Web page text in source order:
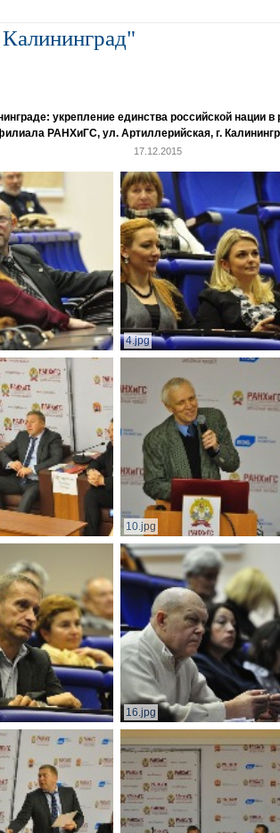
укрепление единства российской нации в
РАНХиГС, ул. Артиллерийская, г.
17.12.2015
4.jpg
10.jpg
16.jpg